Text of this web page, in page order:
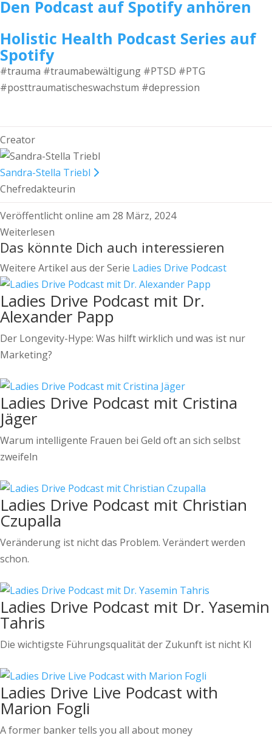
Den Podcast auf Spotify anhören
Holistic Health Podcast Series auf
Spotify
#trauma #traumabewältigung #PTSD #PTG
#posttraumatischeswachstum #depression
Creator
Sandra-Stella Triebl
Chefredakteurin
Veröffentlicht online am 28 März, 2024
Weiterlesen
Das könnte Dich auch interessieren
Weitere Artikel aus der Serie Ladies Drive Podcast
Ladies Drive Podcast mit Dr.
Alexander Papp
Der Longevity-Hype: Was hilft wirklich und was ist nur
Marketing?
Ladies Drive Podcast mit Cristina
Jäger
Warum intelligente Frauen bei Geld oft an sich selbst
zweifeln
Ladies Drive Podcast mit Christian
Czupalla
Veränderung ist nicht das Problem. Verändert werden
schon.
Ladies Drive Podcast mit Dr. Yasemin
Tahris
Die wichtigste Führungsqualität der Zukunft ist nicht KI
Ladies Drive Live Podcast with
Marion Fogli
A former banker tells you all about money